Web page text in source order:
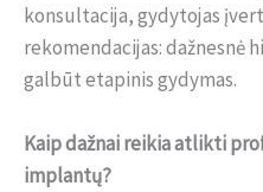
konsultacija, gydytojas
rekomendacijas: dažnesnė
galbūt etapinis gydymas.
Kaip dažnai reikia atlikti
implantų?